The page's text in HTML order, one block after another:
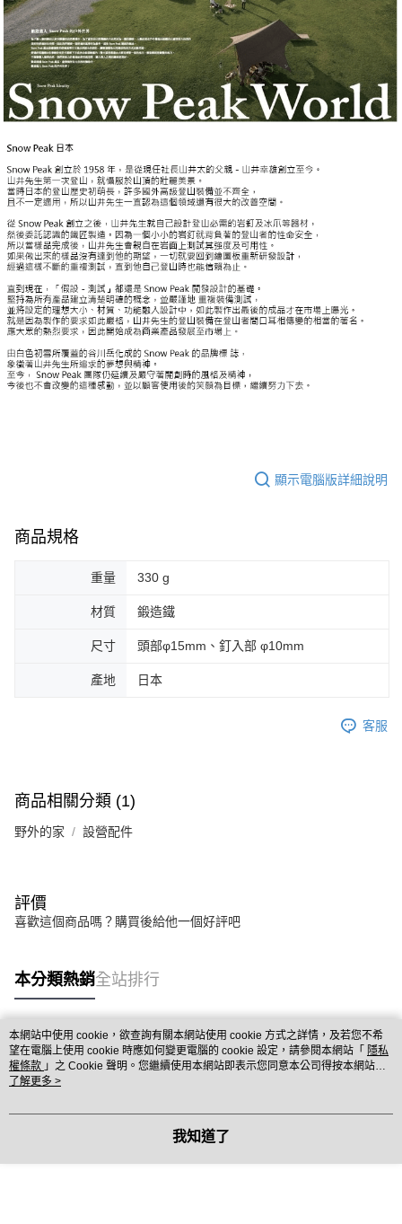
顯示電腦版詳細說明
商品規格
重量 330 g
材質 鍛造鐵
尺寸 頭部φ15mm、釘入部 φ10mm
產地 日本
客服
商品相關分類 (1)
野外的家 設營配件
評價
喜歡這個商品嗎？購買後給他一個好評吧
本分類熱銷全站排行
熱門標籤
本網站中使用 cookie，欲查詢有關本網站使用 cookie 方式之詳情，及若您不希
望在電腦上使用 cookie 時應如何變更電腦的 cookie 設定，請參閱本網站「 隱私
權條款 」之 Cookie 聲明。您繼續使用本網站即表示您同意本公司得按本網站使
用條款之 Cookie 聲明使用 cookie。
了解更多 >
我知道了